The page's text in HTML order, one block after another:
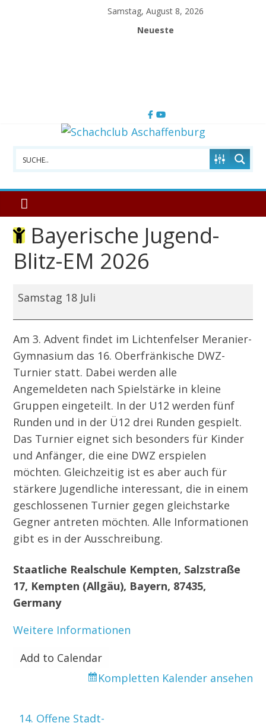
Samstag, August 8, 2026
Neueste
Schachclub
Aschaffenburg
Bayerische Jugend-
Blitz-EM 2026
Bayerische
EM
2026
Samstag 18 Juli
Am 3. Advent findet im Lichtenfelser Meranier-
Gymnasium das 16. Oberfränkische DWZ-
Turnier statt. Dabei werden alle
Angemeldeten nach Spielstärke in kleine
Gruppen eingeteilt. In der U12 werden fünf
Runden und in der Ü12 drei Runden gespielt.
Das Turnier eignet sich besonders für Kinder
und Anfänger, die eine DWZ erspielen
möchten. Gleichzeitig ist es aber auch für
stärkere Jugendliche interessant, die in einem
geschlossenen Turnier gegen gleichstarke
Gegner antreten möchten. Alle Informationen
gibt es in der Ausschreibung.
Staatliche Realschule Kempten, Salzstraße
17, Kempten (Allgäu), Bayern, 87435,
Germany
Weitere Informationen
Add to Calendar
Kompletten Kalender ansehen
14. Offene Stadt-